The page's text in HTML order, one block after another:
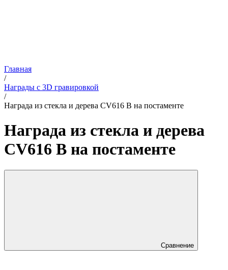
Главная
/
Награды с 3D гравировкой
/
Награда из стекла и дерева CV616 B на постаменте
Награда из стекла и дерева
CV616 B на постаменте
Сравнение